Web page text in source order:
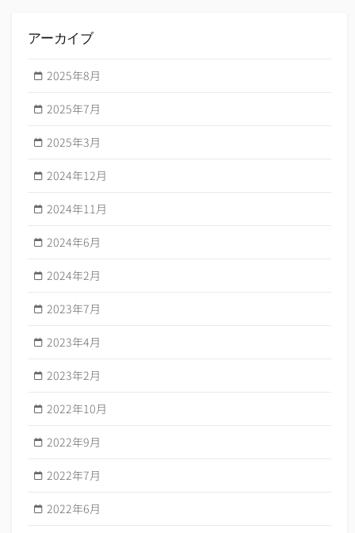
アーカイブ
2025年8月
2025年7月
2025年3月
2024年12月
2024年11月
2024年6月
2024年2月
2023年7月
2023年4月
2023年2月
2022年10月
2022年9月
2022年7月
2022年6月